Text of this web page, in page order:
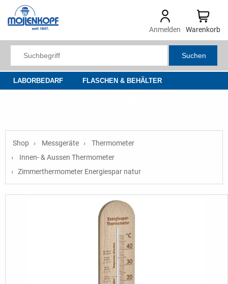
Anmelden Warenkorb
Suchen
LABORBEDARF FLASCHEN & BEHÄLTER
Shop Messgeräte
Thermometer
Innen- & Aussen Thermometer
Zimmerthermometer Energiespar natur